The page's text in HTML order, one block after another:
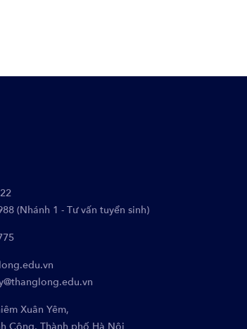
(Nhánh 1 - Tư vấn tuyển sinh)
Xuân Yêm,